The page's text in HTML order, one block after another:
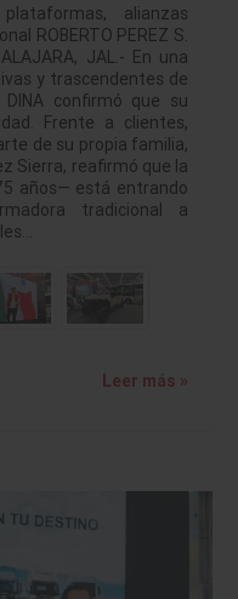
alianzas
ROBERTO PEREZ S.
JAL.- En una
y trascendentes de
DINA confirmó que su
Frente a clientes,
de su propia familia,
Sierra, reafirmó que la
años— está entrando
tradicional a
Leer más »